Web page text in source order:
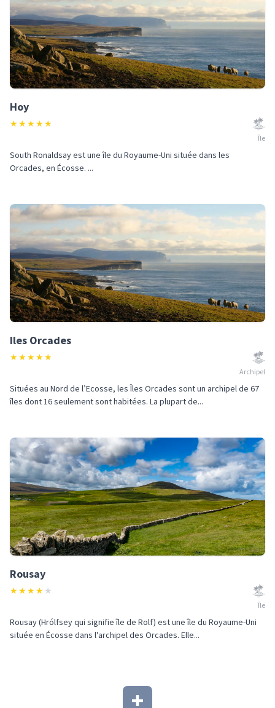
Hoy
★★★★★
Île
South Ronaldsay est une île du Royaume-Uni située dans les
Orcades, en Écosse. ...
Iles Orcades
★★★★★
Archipel
Situées au Nord de l’Ecosse, les Îles Orcades sont un archipel de 67
îles dont 16 seulement sont habitées. La plupart de...
Rousay
★★★★ ★
Île
Rousay (Hrólfsey qui signifie île de Rolf) est une île du Royaume-Uni
située en Écosse dans l'archipel des Orcades. Elle...